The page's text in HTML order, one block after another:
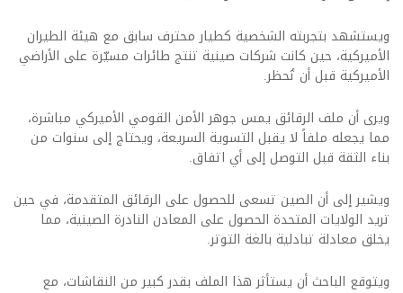
ويستشهد بتجربته الشخصية كطيار محترف سابق مع هيئة الطيران
الأميركية، حين كانت شركات صينية تنتج طائرات مسيّرة على الأراضي
الأميركية قبل أن تُحظر.
ويرى أن ملف الرقائق يمس جوهر الأمن القومي الأميركي مباشرة،
مما يجعله ملفاً لا يقبل التسوية السريعة، ويحتاج إلى سنوات من
بناء الثقة قبل التوصل إلى أي اتفاق.
ويشير إلى أن الصين تسعى للحصول على الرقائق المتقدمة، في حين
تريد الولايات المتحدة الحصول على المعادن النادرة الصينية، مما
يخلق معادلة تبادلية بالغة التوتر.
ويتوقع الباحث أن يستأثر هذا الملف بقدر كبير من النقاشات، مع